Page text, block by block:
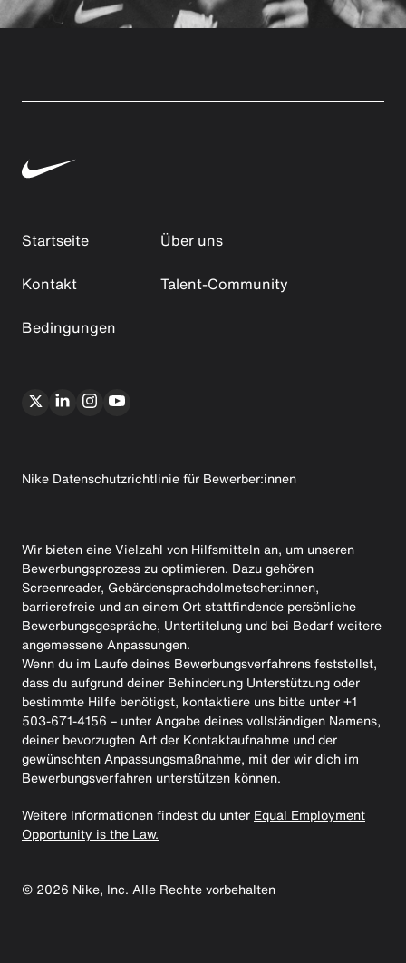
Startseite
Über uns
Kontakt
Talent-Community
Bedingungen
Nike Datenschutzrichtlinie für Bewerber:innen
Wir bieten eine Vielzahl von Hilfsmitteln an, um unseren
Bewerbungsprozess zu optimieren. Dazu gehören
Screenreader, Gebärdensprachdolmetscher:innen,
barrierefreie und an einem Ort stattfindende persönliche
Bewerbungsgespräche, Untertitelung und bei Bedarf weitere
angemessene Anpassungen.
Wenn du im Laufe deines Bewerbungsverfahrens feststellst,
dass du aufgrund deiner Behinderung Unterstützung oder
bestimmte Hilfe benötigst, kontaktiere uns bitte unter +1
503-671-4156 – unter Angabe deines vollständigen Namens,
deiner bevorzugten Art der Kontaktaufnahme und der
gewünschten Anpassungsmaßnahme, mit der wir dich im
Bewerbungsverfahren unterstützen können.
Weitere Informationen findest du unter Equal Employment
Opportunity is the Law.
© 2026 Nike, Inc. Alle Rechte vorbehalten